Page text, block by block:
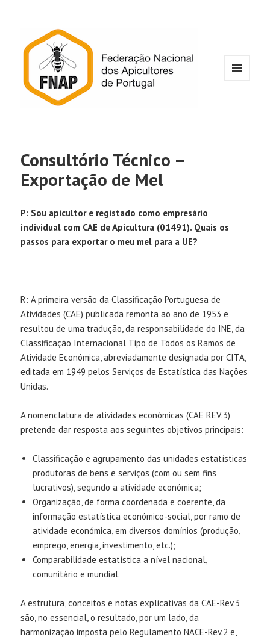
Consultório Técnico –
Exportação de Mel
P: Sou apicultor e registado como empresário
individual com CAE de Apicultura (01491). Quais os
passos para exportar o meu mel para a UE?
R: A primeira versão da Classificação Portuguesa de
Atividades (CAE) publicada remonta ao ano de 1953 e
resultou de uma tradução, da responsabilidade do INE, da
Classificação Internacional Tipo de Todos os Ramos de
Atividade Económica, abreviadamente designada por CITA,
editada em 1949 pelos Serviços de Estatística das Nações
Unidas.
A nomenclatura de atividades económicas (CAE REV.3)
pretende dar resposta aos seguintes objetivos principais:
Classificação e agrupamento das unidades estatísticas
produtoras de bens e serviços (com ou sem fins
lucrativos), segundo a atividade económica;
Organização, de forma coordenada e coerente, da
informação estatística económico-social, por ramo de
atividade económica, em diversos domínios (produção,
emprego, energia, investimento, etc.);
Comparabilidade estatística a nível nacional,
comunitário e mundial.
A estrutura, conceitos e notas explicativas da CAE-Rev.3
são, no essencial, o resultado, por um lado, da
harmonização imposta pelo Regulamento NACE-Rev.2 e,